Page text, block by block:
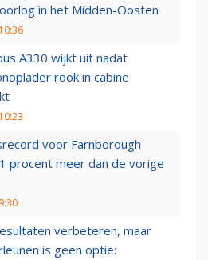
in het Midden-Oosten
A330 wijkt uit nadat
rook in cabine
voor Farnborough
procent meer dan de vorige
verbeteren, maar
is geen optie: